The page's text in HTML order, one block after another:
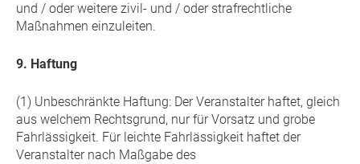
und / oder weitere zivil- und / oder strafrechtliche
Maßnahmen einzuleiten.
9. Haftung
(1) Unbeschränkte Haftung: Der Veranstalter haftet, gleich
aus welchem Rechtsgrund, nur für Vorsatz und grobe
Fahrlässigkeit. Für leichte Fahrlässigkeit haftet der
Veranstalter nach Maßgabe des